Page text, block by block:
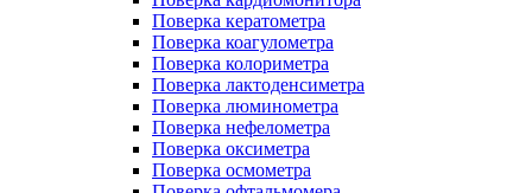
Поверка кератометра
Поверка коагулометра
Поверка колориметра
Поверка лактоденсиметра
Поверка люминометра
Поверка нефелометра
Поверка оксиметра
Поверка осмометра